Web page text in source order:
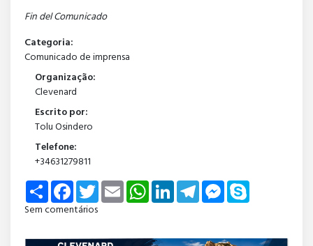
Fin del Comunicado
Categoria:
Comunicado de imprensa
Organização:
Clevenard
Escrito por:
Tolu Osindero
Telefone:
+34631279811
Share FacebookTwitterEmail WhatsAppLinkedInTelegramMessenger
Sem comentários